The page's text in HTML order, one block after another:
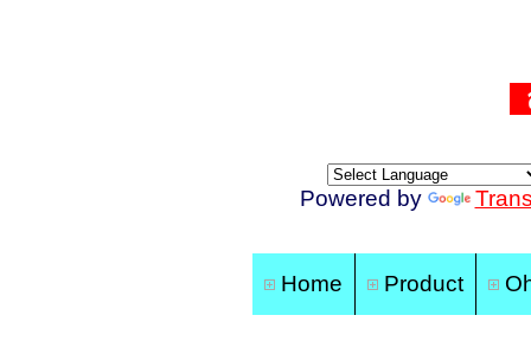
Powered by
Home Product